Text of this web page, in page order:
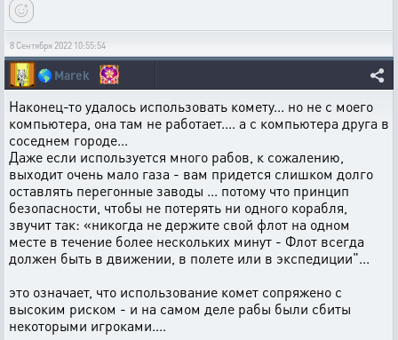
8 Сентября 2022 10:55:54
🌎Marek
Наконец-то удалось использовать комету... но не с моего
компьютера, она там не работает.... а с компьютера друга в
соседнем городе...
Даже если используется много рабов, к сожалению,
выходит очень мало газа - вам придется слишком долго
оставлять перегонные заводы ... потому что принцип
безопасности, чтобы не потерять ни одного корабля,
звучит так: «никогда не держите свой флот на одном
месте в течение более нескольких минут - Флот всегда
должен быть в движении, в полете или в экспедиции"...
это означает, что использование комет сопряжено с
высоким риском - и на самом деле рабы были сбиты
некоторыми игроками....